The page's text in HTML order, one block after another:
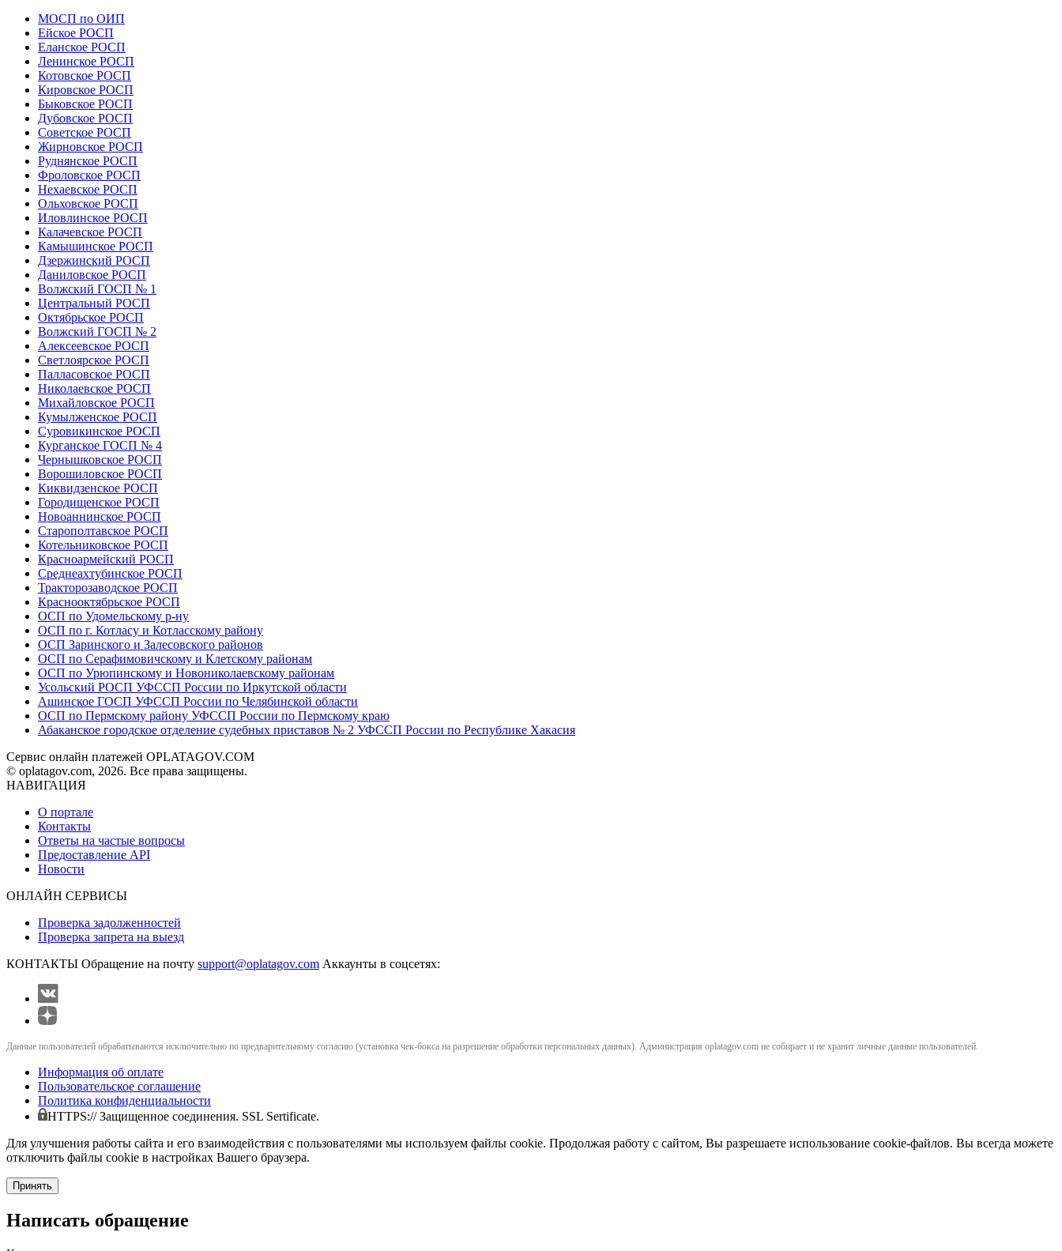
МОСП по ОИП
Ейское РОСП
Еланское РОСП
Ленинское РОСП
Котовское РОСП
Кировское РОСП
Быковское РОСП
Дубовское РОСП
Советское РОСП
Жирновское РОСП
Руднянское РОСП
Фроловское РОСП
Нехаевское РОСП
Ольховское РОСП
Иловлинское РОСП
Калачевское РОСП
Камышинское РОСП
Дзержинский РОСП
Даниловское РОСП
Волжский ГОСП № 1
Центральный РОСП
Октябрьское РОСП
Волжский ГОСП № 2
Алексеевское РОСП
Светлоярское РОСП
Палласовское РОСП
Николаевское РОСП
Михайловское РОСП
Кумылженское РОСП
Суровикинское РОСП
Курганское ГОСП № 4
Чернышковское РОСП
Ворошиловское РОСП
Киквидзенское РОСП
Городищенское РОСП
Новоаннинское РОСП
Старополтавское РОСП
Котельниковское РОСП
Красноармейский РОСП
Среднеахтубинское РОСП
Тракторозаводское РОСП
Краснооктябрьское РОСП
ОСП по Удомельскому р-ну
ОСП по г. Котласу и Котласскому району
ОСП Заринского и Залесовского районов
ОСП по Серафимовичскому и Клетскому районам
ОСП по Урюпинскому и Новониколаевскому районам
Усольский РОСП УФССП России по Иркутской области
Ашинское ГОСП УФССП России по Челябинской области
ОСП по Пермскому району УФССП России по Пермскому краю
Абаканское городское отделение судебных приставов № 2 УФССП России по Республике Хакасия
Сервис онлайн платежей OPLATAGOV.COM
© oplatagov.com, 2026. Все права защищены.
НАВИГАЦИЯ
О портале
Контакты
Ответы на частые вопросы
Предоставление API
Новости
ОНЛАЙН СЕРВИСЫ
Проверка задолженностей
Проверка запрета на выезд
КОНТАКТЫ Обращение на почту support@oplatagov.com Аккаунты в соцсетях:
Данные пользователей обрабатываются исключительно по предварительному согласию (установка чек-бокса на разрешение обработки персональных данных). Администрация oplatagov.com не собирает и не хранит личные данные пользователей.
Информация об оплате
Пользовательское соглашение
Политика конфиденциальности
HTTPS:// Защищенное соединения. SSL Sertificate.
Для улучшения работы сайта и его взаимодействия с пользователями мы используем файлы cookie. Продолжая работу с сайтом, Вы разрешаете использование cookie-файлов. Вы всегда можете
отключить файлы cookie в настройках Вашего браузера.
Принять
Написать обращение